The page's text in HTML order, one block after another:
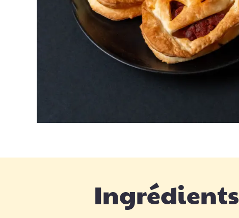
Ingrédients